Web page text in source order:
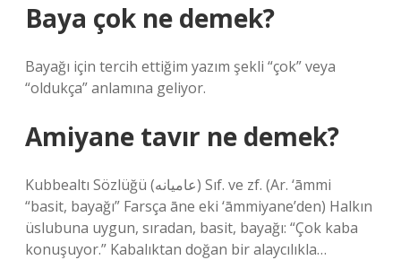
Baya çok ne demek?
Bayağı için tercih ettiğim yazım şekli “çok” veya
“oldukça” anlamına geliyor.
Amiyane tavır ne demek?
Kubbealtı Sözlüğü (ﻋﺎﻣﻴﺎﻧﻪ) Sıf. ve zf. (Ar. ‘āmmі
“basit, bayağı” Farsça āne eki ‘āmmiyane’den) Halkın
üslubuna uygun, sıradan, basit, bayağı: “Çok kaba
konuşuyor.” Kabalıktan doğan bir alaycılıkla…